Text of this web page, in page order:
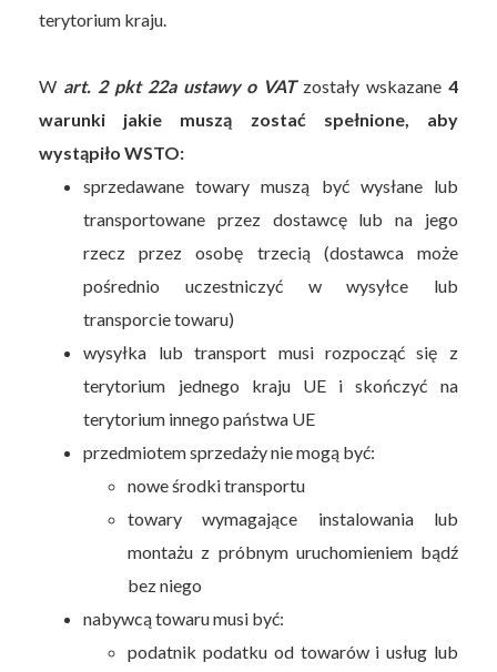
terytorium kraju.
W art. 2 pkt 22a ustawy o VATzostały wskazane 4
warunki jakie muszą zostać spełnione, aby
wystąpiło WSTO:
sprzedawane towary muszą być wysłane lub
transportowane przez dostawcę lub na jego
rzecz przez osobę trzecią (dostawca może
pośrednio uczestniczyć w wysyłce lub
transporcie towaru)
wysyłka lub transport musi rozpocząć się z
terytorium jednego kraju UE i skończyć na
terytorium innego państwa UE
przedmiotem sprzedaży nie mogą być:
nowe środki transportu
towary wymagające instalowania lub
montażu z próbnym uruchomieniem bądź
bez niego
nabywcą towaru musi być:
podatnik podatku od towarów i usług lub